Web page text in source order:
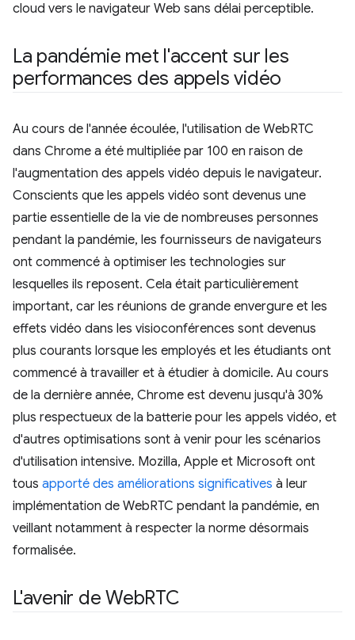
cloud vers le navigateur Web sans délai perceptible.
La pandémie met l'accent sur les
performances des appels vidéo
Au cours de l'année écoulée, l'utilisation de WebRTC
dans Chrome a été multipliée par 100 en raison de
l'augmentation des appels vidéo depuis le navigateur.
Conscients que les appels vidéo sont devenus une
partie essentielle de la vie de nombreuses personnes
pendant la pandémie, les fournisseurs de navigateurs
ont commencé à optimiser les technologies sur
lesquelles ils reposent. Cela était particulièrement
important, car les réunions de grande envergure et les
effets vidéo dans les visioconférences sont devenus
plus courants lorsque les employés et les étudiants ont
commencé à travailler et à étudier à domicile. Au cours
de la dernière année, Chrome est devenu jusqu'à 30%
plus respectueux de la batterie pour les appels vidéo, et
d'autres optimisations sont à venir pour les scénarios
d'utilisation intensive. Mozilla, Apple et Microsoft ont
tous apporté des améliorations significatives à leur
implémentation de WebRTC pendant la pandémie, en
veillant notamment à respecter la norme désormais
formalisée.
L'avenir de WebRTC